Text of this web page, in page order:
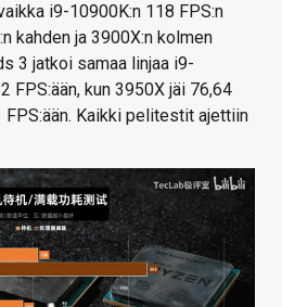
i9-10900K:n 118 FPS:n
kahden ja 3900X:n kolmen
3 jatkoi samaa linjaa i9-
FPS:ään, kun 3950X jäi 76,64
FPS:ään. Kaikki pelitestit ajettiin